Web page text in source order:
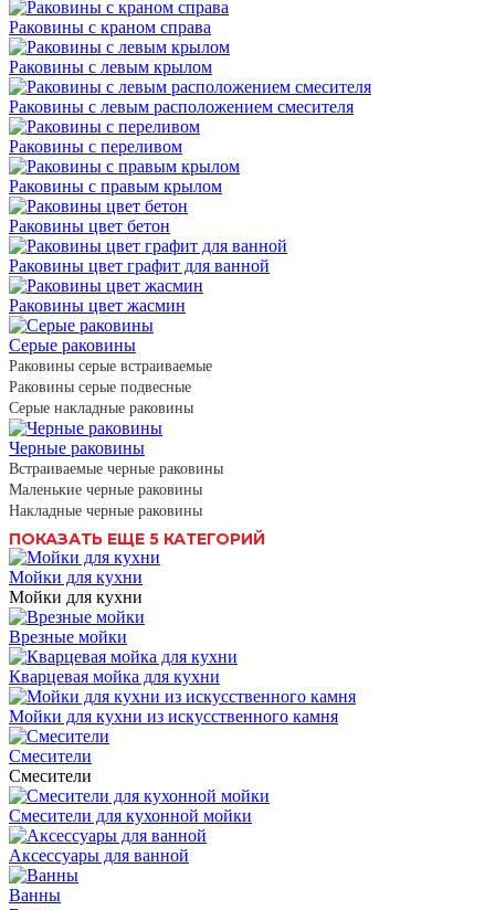
Раковины с краном справа
Раковины с левым крылом
Раковины с левым расположением смесителя
Раковины с переливом
Раковины с правым крылом
Раковины цвет бетон
Раковины цвет графит для ванной
Раковины цвет жасмин
Серые раковины
Раковины серые встраиваемые
Раковины серые подвесные
Серые накладные раковины
Черные раковины
Встраиваемые черные раковины
Маленькие черные раковины
Накладные черные раковины
ПОКАЗАТЬ ЕЩЕ 5 КАТЕГОРИЙ
Мойки для кухни
Мойки для кухни
Врезные мойки
Кварцевая мойка для кухни
Мойки для кухни из искусственного камня
Смесители
Смесители
Смесители для кухонной мойки
Аксессуары для ванной
Ванны